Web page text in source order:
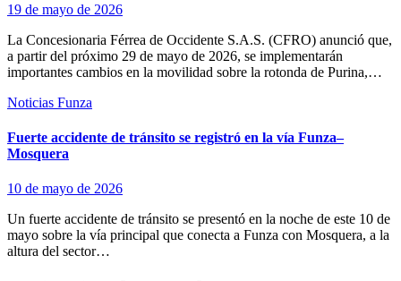
19 de mayo de 2026
La Concesionaria Férrea de Occidente S.A.S. (CFRO) anunció que,
a partir del próximo 29 de mayo de 2026, se implementarán
importantes cambios en la movilidad sobre la rotonda de Purina,…
Noticias Funza
Fuerte accidente de tránsito se registró en la vía Funza–
Mosquera
10 de mayo de 2026
Un fuerte accidente de tránsito se presentó en la noche de este 10 de
mayo sobre la vía principal que conecta a Funza con Mosquera, a la
altura del sector…